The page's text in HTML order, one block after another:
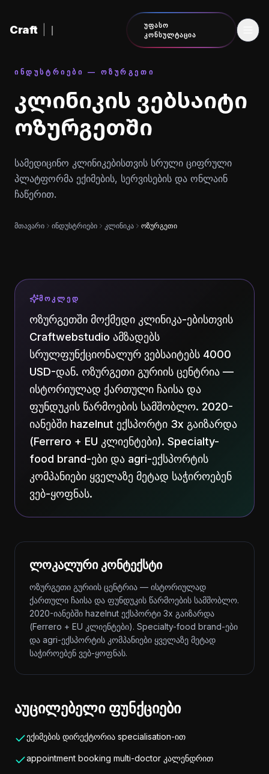
Craft
ᲣᲤᲐᲡᲝ
ᲙᲝᲜᲡᲣᲚᲢᲐᲪᲘᲐ
ᲘᲜᲓᲣᲡᲢᲠᲘᲔᲑᲘ — ᲝᲖᲣᲠᲒᲔᲗᲘ
კლინიკის ვებსაიტი
ოზურგეთში
სამედიცინო კლინიკებისთვის სრული ციფრული
პლატფორმა ექიმების, სერვისების და ონლაინ
ჩაწერით.
მთავარი ინდუსტრიები კლინიკა ოზურგეთი
ᲛᲝᲙᲚᲔᲓ
ოზურგეთში მოქმედი კლინიკა-ებისთვის
Craftwebstudio ამზადებს
სრულფუნქციონალურ ვებსაიტებს 4000
USD-დან. ოზურგეთი გურიის ცენტრია —
ისტორიულად ქართული ჩაისა და
ფუნდუკის წარმოების სამშობლო. 2020-
იანებში hazelnut ექსპორტი 3x გაიზარდა
(Ferrero + EU კლიენტები). Specialty-
food brand-ები და agri-ექსპორტის
კომპანიები ყველაზე მეტად საჭიროებენ
ვებ-ყოფნას.
ლოკალური კონტექსტი
ოზურგეთი გურიის ცენტრია — ისტორიულად
ქართული ჩაისა და ფუნდუკის წარმოების სამშობლო.
2020-იანებში hazelnut ექსპორტი 3x გაიზარდა
(Ferrero + EU კლიენტები). Specialty-food brand-ები
და agri-ექსპორტის კომპანიები ყველაზე მეტად
საჭიროებენ ვებ-ყოფნას.
აუცილებელი ფუნქციები
ექიმების დირექტორია specialisation-ით
appointment booking multi-doctor კალენდრით